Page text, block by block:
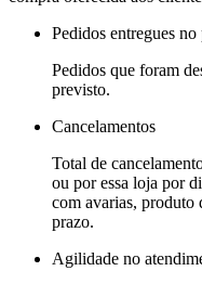
Pedidos entregues no
Pedidos que foram
previsto.
Cancelamentos
Total de
ou por essa loja por
com avarias, produto
prazo.
Agilidade no